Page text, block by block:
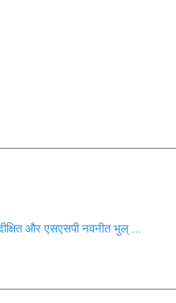
और एसएसपी नवनीत भुल् ...